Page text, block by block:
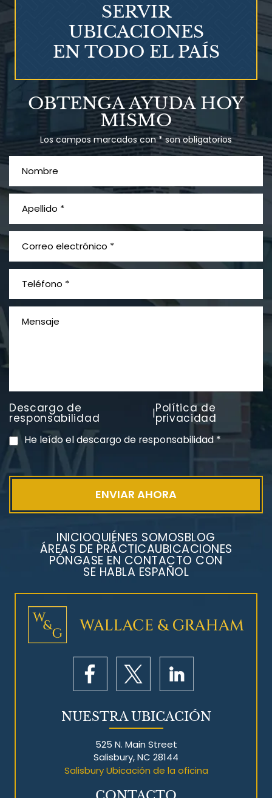
Exposición
OBTENGA AYUDA HOY
MISMO
Los campos marcados con * son obligatorios
Descargo de
responsabilidad |Política de
privacidad
He leído el descargo de responsabilidad*
SERVIR
UBICACIONES
EN TODO EL PAÍS
INICIOQUIÉNES SOMOSBLOG
ÁREAS DE PRÁCTICAUBICACIONES
PÓNGASE EN CONTACTO CON
SE HABLA ESPAÑOL
NUESTRA UBICACIÓN
525 N. Main Street
Salisbury, NC 28144
Salisbury Ubicación de la oficina